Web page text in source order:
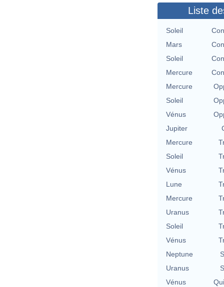
Liste
Soleil
Mars
Soleil
Mercure
Mercure
Soleil
Vénus
Jupiter
Mercure
Soleil
Vénus
Lune
Mercure
Uranus
Soleil
Vénus
Neptune
Uranus
Vénus